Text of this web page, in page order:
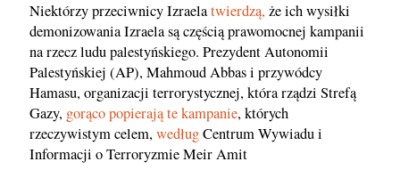
Niektórzy przeciwnicy Izraelatwierdzą, że ich wysiłki
demonizowania Izraela są częścią prawomocnej kampanii
na rzecz ludu palestyńskiego. Prezydent Autonomii
Palestyńskiej (AP), Mahmoud Abbas i przywódcy
Hamasu, organizacji terrorystycznej, która rządzi Strefą
Gazy, gorąco popierają te kampanie, których
rzeczywistym celem,wedługCentrum Wywiadu i
Informacji o Terroryzmie Meir Amit